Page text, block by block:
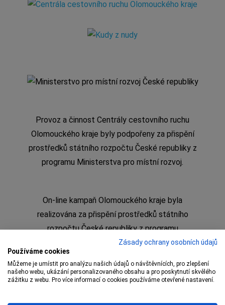
Provoz a činnost Centrály cestovního ruchu
Olomouckého kraje byly podpořeny za přispění
prostředků státního rozpočtu České republiky z
programu Ministerstva pro místní rozvoj.
On-line kampaň Olomouckého kraje byla
realizována za přispění prostředků státního
rozpočtu České republiky z programu
Ministerstva pro místní rozvojZásady ochrany osobních údajů
Používáme cookies
Můžeme je umístit pro analýzu našich údajů o návštěvnících, pro zlepšení
našeho webu, ukázání personalizovaného obsahu a pro poskytnutí skvělého
zážitku z webu. Pro více informací o cookies používáme otevřené nastavení.